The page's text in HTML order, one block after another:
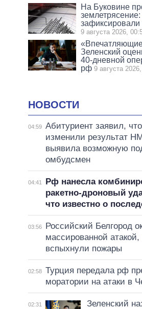
На Буковине
землетрясение:
зафиксировали
9 августа 2026,
Зеленский
40-дневной
рф 9 августа
НОВОСТИ
04:59 Абитуриент заявил,
изменили результат
выявила возможную
омбудсмен
04:41
Рф нанесла
ракетно-дроновый
что известно о
03:56
Российский Белгород
массированной атакой,
вспыхнули пожары
02:58 Турция передала рф
моратории на атаки в
02:31
Зеленский